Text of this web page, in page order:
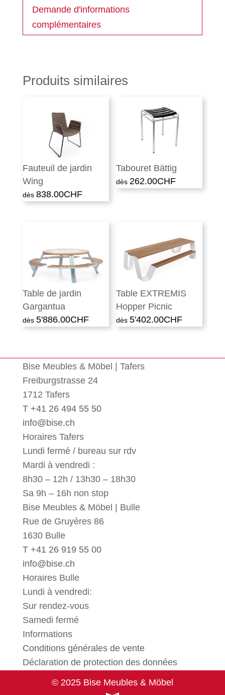
Demande d'informations
complémentaires
Produits similaires
Fauteuil de jardin
Wing
838.00CHF
Tabouret Bättig
262.00CHF
Table de jardin
Gargantua
5'886.00CHF
Table EXTREMIS
Hopper Picnic
5'402.00CHF
Bise Meubles & Möbel | Tafers
Freiburgstrasse 24
1712 Tafers
T +41 26 494 55 50
info@bise.ch
Horaires Tafers
Lundi fermé / bureau sur rdv
Mardi à vendredi :
8h30 – 12h / 13h30 – 18h30
Sa 9h – 16h non stop
Bise Meubles & Möbel | Bulle
Rue de Gruyères 86
1630 Bulle
T +41 26 919 55 00
info@bise.ch
Horaires Bulle
Lundi à vendredi:
Sur rendez-vous
Samedi fermé
Informations
Conditions générales de vente
Déclaration de protection des données
© 2025 Bise Meubles & Möbel